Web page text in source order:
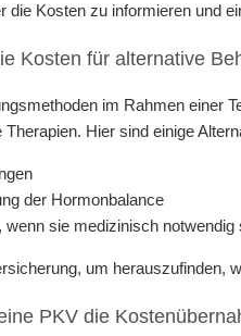
die Kosten zu informieren und
Kosten für alternative
im Rahmen einer
Hier sind einige
der Hormonbalance
wenn sie medizinisch notwendig
um herauszufinden,
PKV die